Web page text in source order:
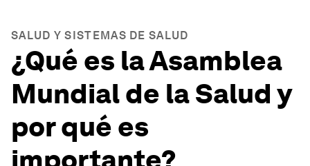
SALUD Y SISTEMAS DE SALUD
¿Qué es la Asamblea
Mundial de la Salud y
por qué es